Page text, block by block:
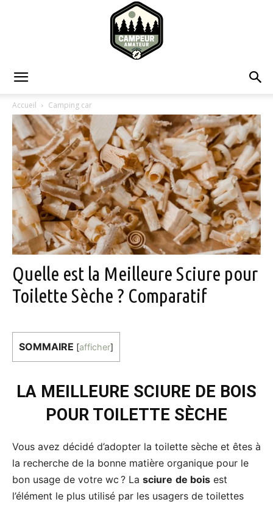
Amateur
Accueil Camping car
Quelle est la Meilleure Sciure pour
Toilette Sèche ? Comparatif
SOMMAIRE [afficher]
LA MEILLEURE SCIURE DE BOIS
POUR TOILETTE SÈCHE
Vous avez décidé d’adopter la toilette sèche et êtes à
la recherche de la bonne matière organique pour le
bon usage de votre wc ? La sciure de bois est
l’élément le plus utilisé par les usagers de toilettes